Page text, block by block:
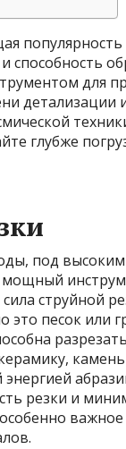
способность
для
детализации
глубже
под
мощный
струйной
песок или
резки и